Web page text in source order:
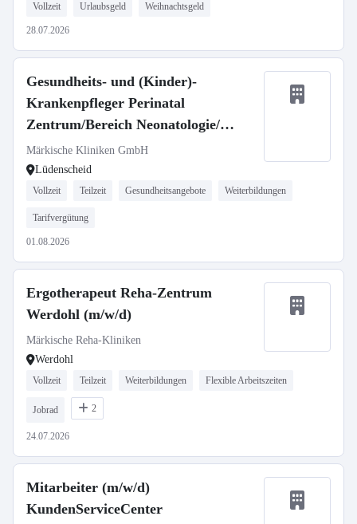
Vollzeit Urlaubsgeld Weihnachtsgeld
28.07.2026
Gesundheits- und (Kinder)-
Krankenpfleger Perinatal
Zentrum/Bereich Neonatologie/
Kinderintensivstation (m/w/d)
Märkische Kliniken GmbH
Lüdenscheid
Vollzeit Teilzeit Gesundheitsangebote Weiterbildungen
Tarifvergütung
01.08.2026
Ergotherapeut Reha-Zentrum
Werdohl (m/w/d)
Märkische Reha-Kliniken
Werdohl
Vollzeit Teilzeit Weiterbildungen Flexible Arbeitszeiten
Jobrad 2
24.07.2026
Mitarbeiter (m/w/d)
KundenServiceCenter